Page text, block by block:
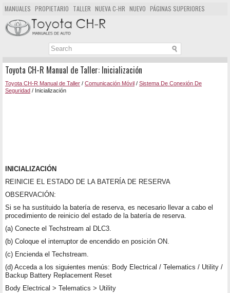
MANUALES PROPIETARIO TALLER NUEVA C-HR NUEVO PÁGINAS SUPERIORES
MAPA DEL SITIO
BUSCAR
Toyota CH-R Manual de Taller: Inicialización
Toyota CH-R Manual de Taller / Comunicación Móvil / Sistema De Conexión De
Seguridad / Inicialización
INICIALIZACIÓN
REINICIE EL ESTADO DE LA BATERÍA DE RESERVA
OBSERVACIÓN:
Si se ha sustituido la batería de reserva, es necesario llevar a cabo el
procedimiento de reinicio del estado de la batería de reserva.
(a) Conecte el Techstream al DLC3.
(b) Coloque el interruptor de encendido en posición ON.
(c) Encienda el Techstream.
(d) Acceda a los siguientes menús: Body Electrical / Telematics / Utility /
Backup Battery Replacement Reset
Body Electrical > Telematics > Utility